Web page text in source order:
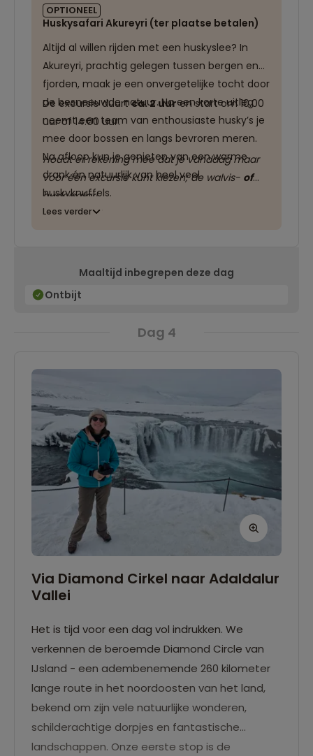
OPTIONEEL
Huskysafari Akureyri (ter plaatse betalen)
Altijd al willen rijden met een huskyslee? In
Akureyri, prachtig gelegen tussen bergen en
fjorden, maak je een onvergetelijke tocht door
de besneeuwde natuur. Na een korte uitleg
neemt een team van enthousiaste husky’s je
mee door bossen en langs bevroren meren.
Na afloop kun je genieten van een warme
drank én natuurlijk van heel veel
huskyknuffels.
De excursie duurtca. 2 uuren start om 10.00
uur of 14.00 uur.
Houdt er rekening mee dat je vandaag maar
voor één excursie kunt kiezen; de walvis- of
huskysafari.
Lees verder
Maaltijd inbegrepen deze dag
Ontbijt
Dag 4
Via Diamond Cirkel naar Adaldalur
Vallei
Het is tijd voor een dag vol indrukken. We
verkennen de beroemde Diamond Circle van
IJsland - een adembenemende 260 kilometer
lange route in het noordoosten van het land,
bekend om zijn vele natuurlijke wonderen,
schilderachtige dorpjes en fantastische
landschappen. Onze eerste stop is de